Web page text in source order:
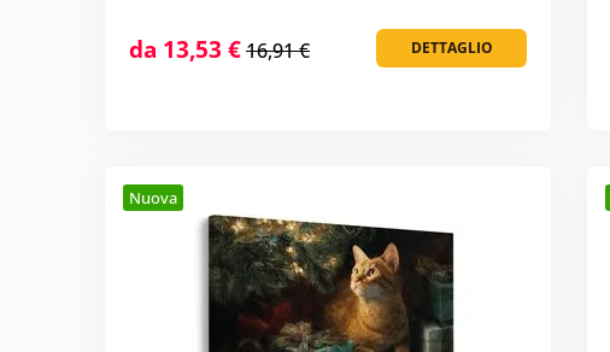
DETTAGLIO
da 13,53 €16,91 €
Nuova